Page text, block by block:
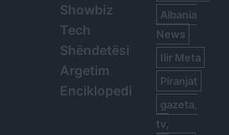
Showbiz
Tech
Shëndetësi
Argetim
Enciklopedi
Albania
News
Ilir Meta
Piranjat
gazeta,
tv,